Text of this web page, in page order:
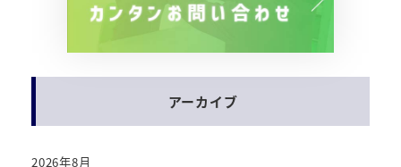
アーカイブ
2026年8月